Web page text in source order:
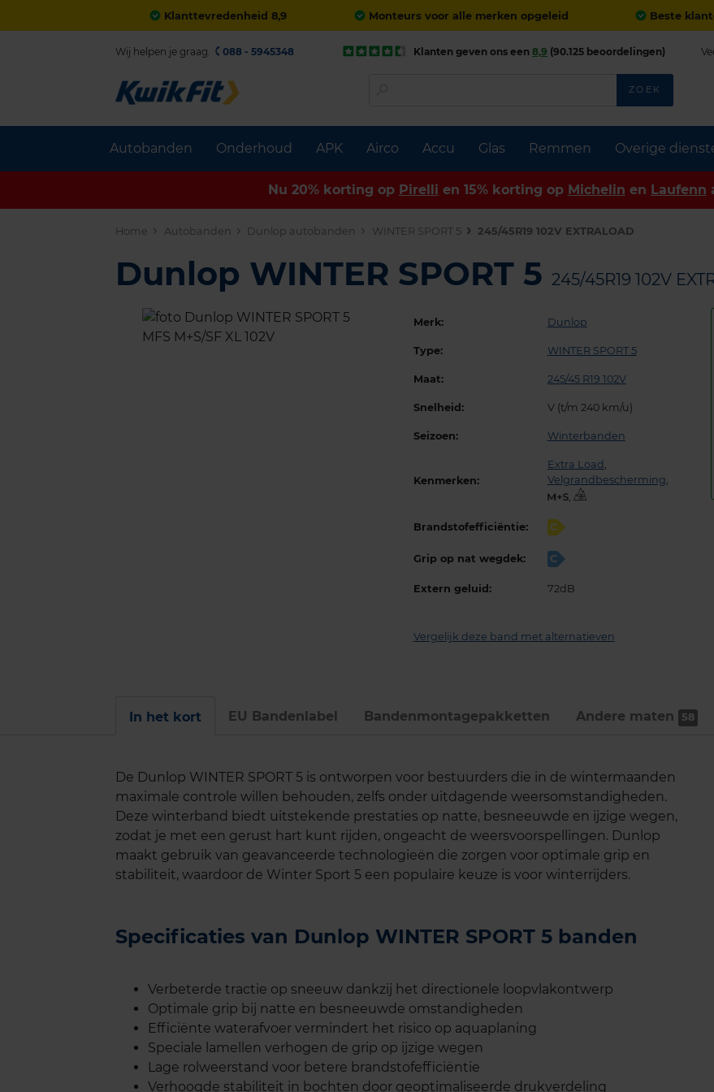
Klanttevredenheid 8,9 Monteurs voor alle merken opgeleid Beste
Autobanden Onderhoud APK Airco Accu Glas Remmen Overige
Wij helpen je graag. 088 - 5945348 Klanten geven ons een 8,9 (90.125 beoordelingen)
ZOEK
Nu 20% korting op Pirelli en 15% korting op Michelin en Laufenn
Home Autobanden Dunlop autobanden WINTER SPORT 5 245/45R19 102V EXTRALOAD
Dunlop WINTER SPORT 5 245/45R19 102V
Merk: Dunlop
Type: WINTER SPORT 5
Maat: 245/45 R19 102V
Snelheid: V (t/m 240 km/u)
Seizoen: Winterbanden
Kenmerken:
Extra Load ,
Velgrandbescherming,
,
Brandstofefficiëntie: C
Grip op nat wegdek: C
Extern geluid: 72dB
Vergelijk deze band met alternatieven
In het kort EU Bandenlabel Bandenmontage­pakketten Andere maten 58
De Dunlop WINTER SPORT 5 is ontworpen voor bestuurders die in de wintermaanden
maximale controle willen behouden, zelfs onder uitdagende weersomstandigheden.
Deze winterband biedt uitstekende prestaties op natte, besneeuwde en ijzige wegen,
zodat je met een gerust hart kunt rijden, ongeacht de weersvoorspellingen. Dunlop
maakt gebruik van geavanceerde technologieën die zorgen voor optimale grip en
stabiliteit, waardoor de Winter Sport 5 een populaire keuze is voor winterrijders.
Specificaties van Dunlop WINTER SPORT 5 banden
Verbeterde tractie op sneeuw dankzij het directionele loopvlakontwerp
Optimale grip bij natte en besneeuwde omstandigheden
Efficiënte waterafvoer vermindert het risico op aquaplaning
Speciale lamellen verhogen de grip op ijzige wegen
Lage rolweerstand voor betere brandstofefficiëntie
Verhoogde stabiliteit in bochten door geoptimaliseerde drukverdeling